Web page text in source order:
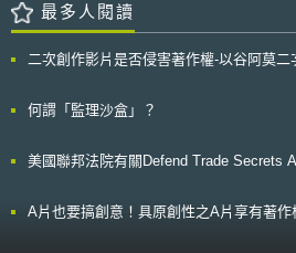
針對公眾近用權；不公平歧視；加重刻板印象
顧慮；資料敏感之安全顧慮；系統建置之安全
險」；若所有類別中最高的分數為「中風險」
目及其控管措施，主要為內部控管；而高風險
AI的負責任使用與問責。而我國企業可參考資
蹤。 本文為資策會科法所創智中心完成之著作，非經同意或授權，不得為
轉載、公開播送、公開傳輸、改作或重製等利用行為。 本文
等等。 2. 人工智慧領域中大規模投資是技術成長的重要關鍵，大型企業可
藉由市場力量減少競爭或進行創新，少數大型
片、雲端運算及超級電腦等）中佔有極高的市
能開發出產品。 3. 人工智慧可能導致反競爭行為，企業雖可透過垂直整合
可以解決此一問題還有待觀察。 藉由諮詢的過程，競爭局更能掌握人工智
智慧發展及促進市場競爭之政策措施。 我國
最多人閱讀
二次創作影片是否侵害著作權-以谷阿莫二
何謂「監理沙盒」？
美國聯邦法院有關Defend Trade Secrets
A片也要搞創意！具原創性之A片享有著作